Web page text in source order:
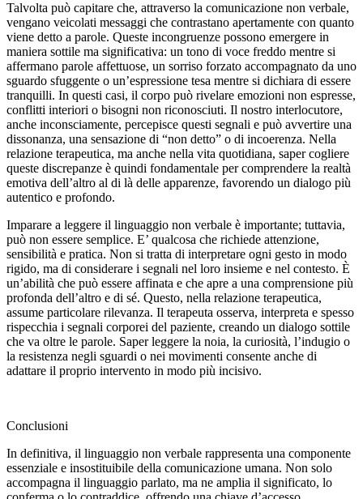
Talvolta può capitare che, attraverso la comunicazione non verbale,
vengano veicolati messaggi che contrastano apertamente con quanto
viene detto a parole. Queste incongruenze possono emergere in
maniera sottile ma significativa: un tono di voce freddo mentre si
affermano parole affettuose, un sorriso forzato accompagnato da uno
sguardo sfuggente o un’espressione tesa mentre si dichiara di essere
tranquilli. In questi casi, il corpo può rivelare emozioni non espresse,
conflitti interiori o bisogni non riconosciuti. Il nostro interlocutore,
anche inconsciamente, percepisce questi segnali e può avvertire una
dissonanza, una sensazione di “non detto” o di incoerenza. Nella
relazione terapeutica, ma anche nella vita quotidiana, saper cogliere
queste discrepanze è quindi fondamentale per comprendere la realtà
emotiva dell’altro al di là delle apparenze, favorendo un dialogo più
autentico e profondo.
Imparare a leggere il linguaggio non verbale è importante; tuttavia,
può non essere semplice. E’ qualcosa che richiede attenzione,
sensibilità e pratica. Non si tratta di interpretare ogni gesto in modo
rigido, ma di considerare i segnali nel loro insieme e nel contesto. È
un’abilità che può essere affinata e che apre a una comprensione più
profonda dell’altro e di sé. Questo, nella relazione terapeutica,
assume particolare rilevanza. Il terapeuta osserva, interpreta e spesso
rispecchia i segnali corporei del paziente, creando un dialogo sottile
che va oltre le parole. Saper leggere la noia, la curiosità, l’indugio o
la resistenza negli sguardi o nei movimenti consente anche di
adattare il proprio intervento in modo più incisivo.
Conclusioni
In definitiva, il linguaggio non verbale rappresenta una componente
essenziale e insostituibile della comunicazione umana. Non solo
accompagna il linguaggio parlato, ma ne amplia il significato, lo